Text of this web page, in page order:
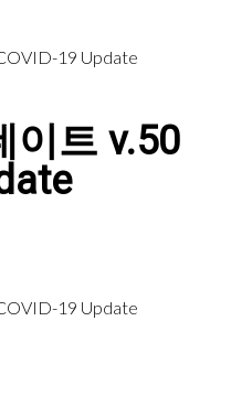
19 Update
이트 v.50
19 Update